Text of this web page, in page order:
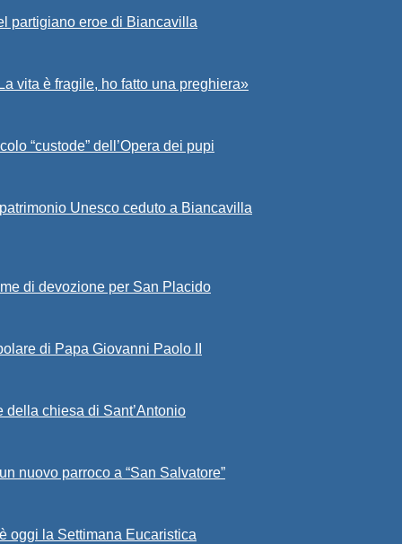
partigiano eroe di Biancavilla
vita è fragile, ho fatto una preghiera»
“custode” dell’Opera dei pupi
Unesco ceduto a Biancavilla
di devozione per San Placido
di Papa Giovanni Paolo II
della chiesa di Sant’Antonio
nuovo parroco a “San Salvatore”
oggi la Settimana Eucaristica